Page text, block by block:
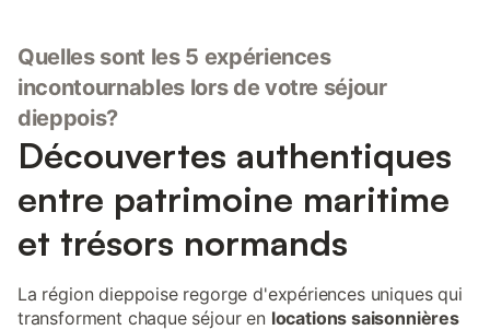
Quelles sont les 5 expériences
incontournables lors de votre séjour
dieppois?
Découvertes authentiques
entre patrimoine maritime
et trésors normands
La région dieppoise regorge d'expériences uniques qui
transforment chaque séjour en locations saisonnières